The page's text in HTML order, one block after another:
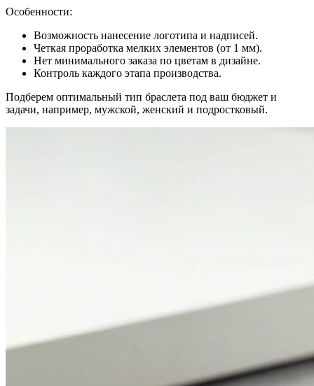
Особенности:
Возможность нанесение логотипа и надписей.
Четкая проработка мелких элементов (от 1 мм).
Нет минимального заказа по цветам в дизайне.
Контроль каждого этапа производства.
Подберем оптимальный тип браслета под ваш бюджет и
задачи, например, мужской, женский и подростковый.